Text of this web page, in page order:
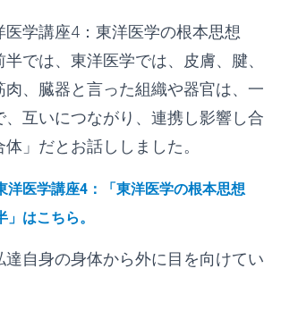
医学講座4：東洋医学の根本思想
半では、東洋医学では、皮膚、腱、
肉、臓器と言った組織や器官は、一
、互いにつながり、連携し影響し合
」だとお話ししました。
医学講座4：「東洋医学の根本思想
」はこちら。
達自身の身体から外に目を向けてい